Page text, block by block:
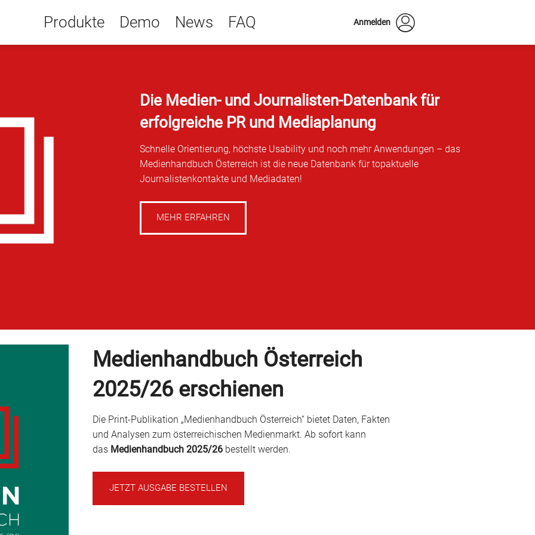
Produkte Demo News FAQ Anmelden
Die Medien- und Journalisten-Datenbank für
erfolgreiche PR und Mediaplanung
Schnelle Orientierung, höchste Usability und noch mehr Anwendungen – das
Medienhandbuch Österreich ist die neue Datenbank für topaktuelle
Journalistenkontakte und Mediadaten!
MEHR ERFAHREN
Medienhandbuch Österreich
2025/26 erschienen
Die Print-Publikation „Medienhandbuch Österreich“ bietet Daten, Fakten
und Analysen zum österreichischen Medienmarkt. Ab sofort kann
das Medienhandbuch 2025/26 bestellt werden.
JETZT AUSGABE BESTELLEN